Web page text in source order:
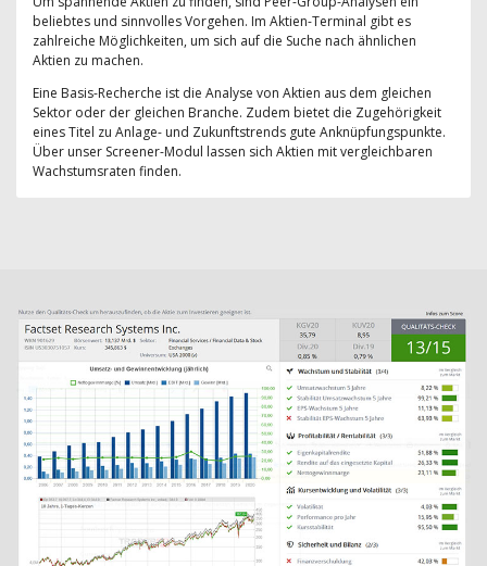
beliebtes und sinnvolles Vorgehen. Im Aktien-Terminal gibt es
zahlreiche Möglichkeiten, um sich auf die Suche nach ähnlichen
Aktien zu machen.
Eine Basis-Recherche ist die Analyse von Aktien aus dem gleichen
Sektor oder der gleichen Branche. Zudem bietet die Zugehörigkeit
eines Titel zu Anlage- und Zukunftstrends gute Anknüpfungspunkte.
Über unser Screener-Modul lassen sich Aktien mit vergleichbaren
Wachstumsraten finden.